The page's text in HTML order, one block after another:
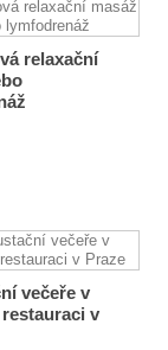
relaxační
večeře v
v